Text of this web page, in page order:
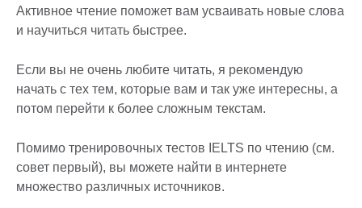
Активное чтение поможет вам усваивать новые слова
и научиться читать быстрее.
Если вы не очень любите читать, я рекомендую
начать с тех тем, которые вам и так уже интересны, а
потом перейти к более сложным текстам.
Помимо тренировочных тестов IELTS по чтению (см.
совет первый), вы можете найти в интернете
множество различных источников.